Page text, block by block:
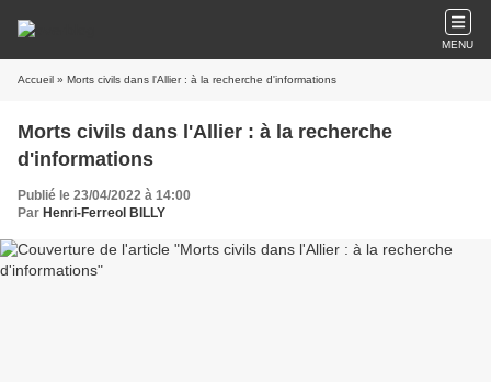
MENU
Accueil » Morts civils dans l'Allier : à la recherche d'informations
Morts civils dans l'Allier : à la recherche
d'informations
Publié le 23/04/2022 à 14:00
Par Henri-Ferreol BILLY